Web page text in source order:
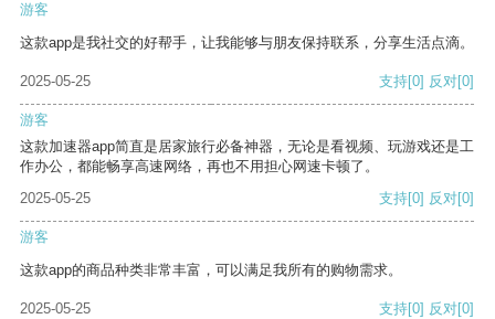
游客
这款app是我社交的好帮手，让我能够与朋友保持联系，分享生活点滴。
2025-05-25 支持[0] 反对[0]
游客
这款加速器app简直是居家旅行必备神器，无论是看视频、玩游戏还是工
作办公，都能畅享高速网络，再也不用担心网速卡顿了。
2025-05-25
支持[0] 反对[0]
游客
这款app的商品种类非常丰富，可以满足我所有的购物需求。
2025-05-25 支持[0] 反对[0]